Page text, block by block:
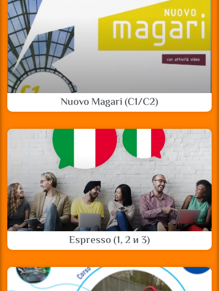
Nuovo Magari (C1/C2)
Espresso (1, 2 и 3)